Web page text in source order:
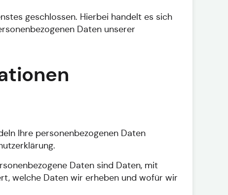
geschlossen. Hierbei handelt es sich
Daten unserer
Ihre personenbezogenen Daten
Daten sind Daten, mit
welche Daten wir erheben und wofür wir